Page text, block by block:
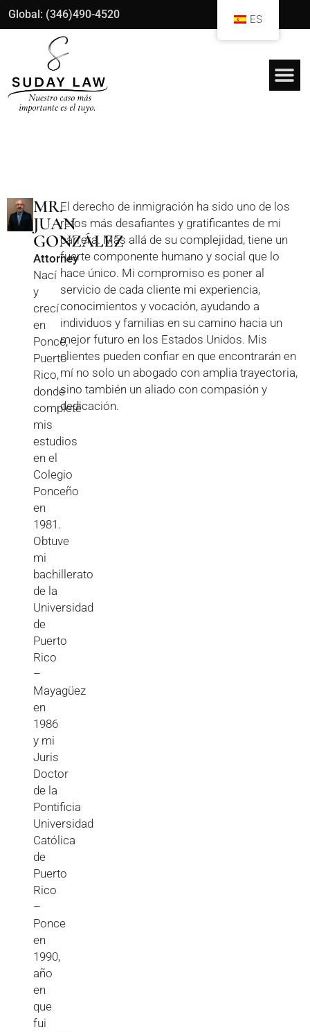
Global: (346)490-4520
MR.
JUAN
GONZÁLEZ
Attorney
Nací
y
crecí
en
Ponce,
Puerto
Rico,
donde
completé
mis
estudios
en el
Colegio
Ponceño
en
1981.
Obtuve
mi
bachillerato
de la
Universidad
de
Puerto
Rico
–
Mayagüez
en
1986
y mi
Juris
Doctor
de la
Pontificia
Universidad
Católica
de
Puerto
Rico
–
Ponce
en
1990,
año
en
que
fui
El derecho de inmigración ha sido uno de los
retos más desafiantes y gratificantes de mi
carrera. Más allá de su complejidad, tiene un
fuerte componente humano y social que lo
hace único. Mi compromiso es poner al
servicio de cada cliente mi experiencia,
conocimientos y vocación, ayudando a
individuos y familias en su camino hacia un
mejor futuro en los Estados Unidos. Mis
clientes pueden confiar en que encontrarán en
mí no solo un abogado con amplia trayectoria,
sino también un aliado con compasión y
dedicación.
ES